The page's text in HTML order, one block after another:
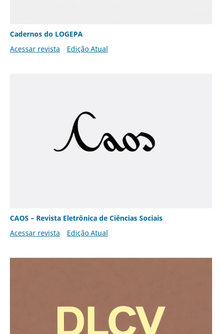
Cadernos do LOGEPA
Acessar revista
Edição Atual
CAOS – Revista Eletrônica de Ciências Sociais
Acessar revista
Edição Atual